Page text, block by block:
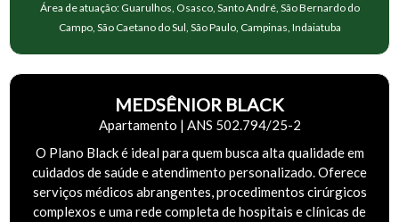
Área de atuação: Guarulhos, Osasco, Santo André, São Bernardo do
Campo, São Caetano do Sul, São Paulo, Campinas, Indaiatuba
MEDSÊNIOR BLACK
Apartamento | ANS 502.794/25-2
O Plano Black é ideal para quem busca alta qualidade em
cuidados de saúde e atendimento personalizado. Oferece
serviços médicos abrangentes, procedimentos cirúrgicos
complexos e uma rede completa de hospitais e clínicas de